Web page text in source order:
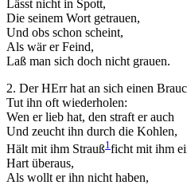
Lässt nicht in Spott,
Die seinem Wort getrauen,
Und obs schon scheint,
Als wär er Feind,
Laß man sich doch nicht grauen.
2. Der HErr hat an sich einen
Tut ihn oft wiederholen:
Wen er lieb hat, den straft er auch
Und zeucht ihn durch die Kohlen,
Hält mit ihm Strauß1 ficht mit ihm
Hart überaus,
Als wollt er ihn nicht haben,